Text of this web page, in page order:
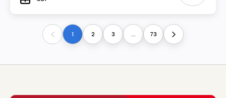
Type
Previous1 2 3 ... 73 Next